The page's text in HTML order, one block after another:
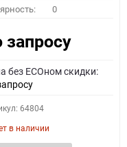
0
запросу
без ECOном скидки:
64804
в наличии